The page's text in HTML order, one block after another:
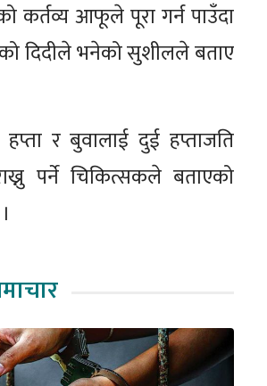
कर्तव्य आफूले पूरा गर्न पाउँदा
दिदीले भनेको सुशीलले बताए
र बुवालाई दुई हप्ताजति
पर्ने चिकित्सकले बताएको